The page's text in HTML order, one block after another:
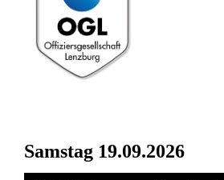
Samstag 19.09.2026